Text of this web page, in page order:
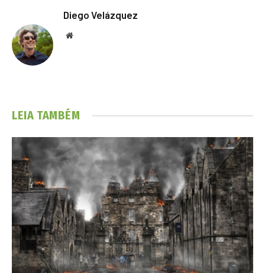
Diego Velázquez
Website
LEIA TAMBÉM